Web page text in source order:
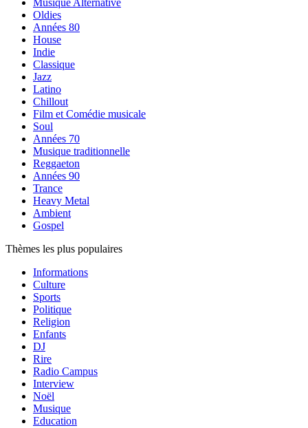
Musique Alternative
Oldies
Années 80
House
Indie
Classique
Jazz
Latino
Chillout
Film et Comédie musicale
Soul
Années 70
Musique traditionnelle
Reggaeton
Années 90
Trance
Heavy Metal
Ambient
Gospel
Thèmes les plus populaires
Informations
Culture
Sports
Politique
Religion
Enfants
DJ
Rire
Radio Campus
Interview
Noël
Musique
Education